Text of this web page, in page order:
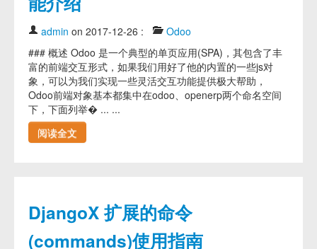
admin on 2017-12-26 :
Odoo
### 概述 Odoo 是一个典型的单页应用(SPA)，其包含了丰
富的前端交互形式，如果我们用好了他的内置的一些js对
象，可以为我们实现一些灵活交互功能提供极大帮助，
Odoo前端对象基本都集中在odoo、openerp两个命名空间
下，下面列举� ... ...
阅读全文
DjangoX 扩展的命令
(commands)使用指南